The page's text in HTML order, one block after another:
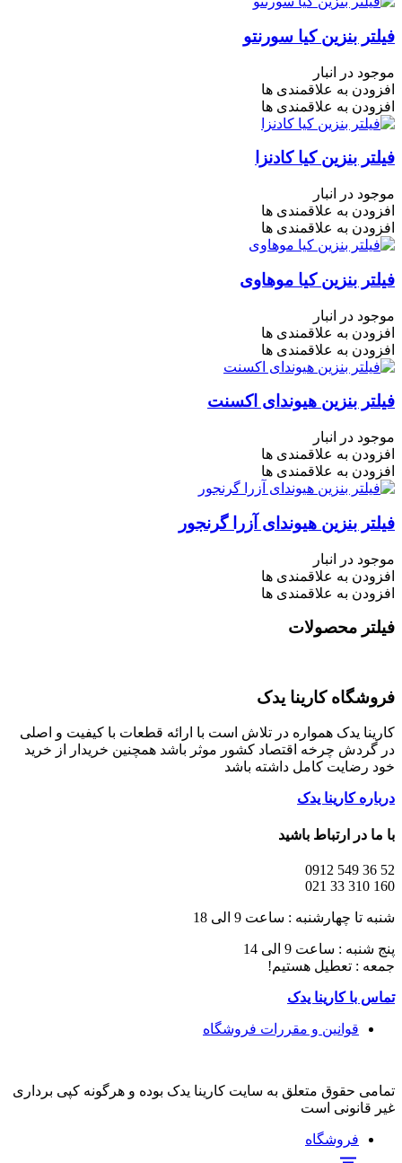
فیلتر بنزین کیا سورنتو
موجود در انبار
افزودن به علاقمندی ها
افزودن به علاقمندی ها
فیلتر بنزین کیا کادنزا
موجود در انبار
افزودن به علاقمندی ها
افزودن به علاقمندی ها
فیلتر بنزین کیا موهاوی
موجود در انبار
افزودن به علاقمندی ها
افزودن به علاقمندی ها
فیلتر بنزین هیوندای اکسنت
موجود در انبار
افزودن به علاقمندی ها
افزودن به علاقمندی ها
فیلتر بنزین هیوندای آزرا گرنجور
موجود در انبار
افزودن به علاقمندی ها
افزودن به علاقمندی ها
فیلتر محصولات
فروشگاه کارینا یدک
کارینا یدک همواره در تلاش است با ارائه قطعات با کیفیت و اصلی
در گردش چرخه اقتصاد کشور موثر باشد همچنین خریدار از خرید
خود رضایت کامل داشته باشد
درباره کارینا یدک
با ما در ارتباط باشید
52 36 549 0912
160 310 33 021
شنبه تا چهارشنبه : ساعت 9 الی 18
پنج شنبه : ساعت 9 الی 14
جمعه : تعطیل هستیم!
تماس با کارینا یدک
قوانین و مقررات فروشگاه
تمامی حقوق متعلق به سایت کارینا یدک بوده و هرگونه کپی برداری
غیر قانونی است
فروشگاه